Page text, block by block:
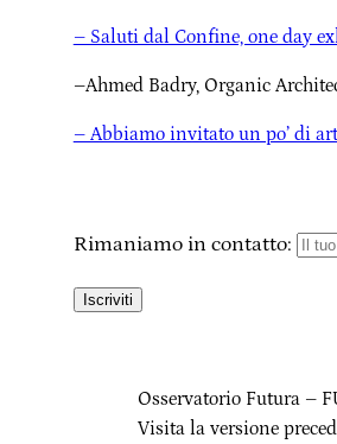
– Saluti dal Confine, one day
–Ahmed Badry, Organic
– Abbiamo invitato un po’ di
Rimaniamo in contatto:
Osservatorio Futura –
Visita la versione